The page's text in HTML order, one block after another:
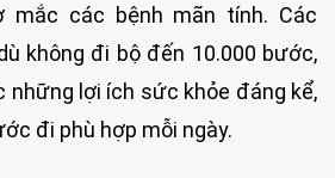
mắc các bệnh mãn tính. Các
không đi bộ đến 10.000 bước,
những lợi ích sức khỏe đáng kể,
đi phù hợp mỗi ngày.